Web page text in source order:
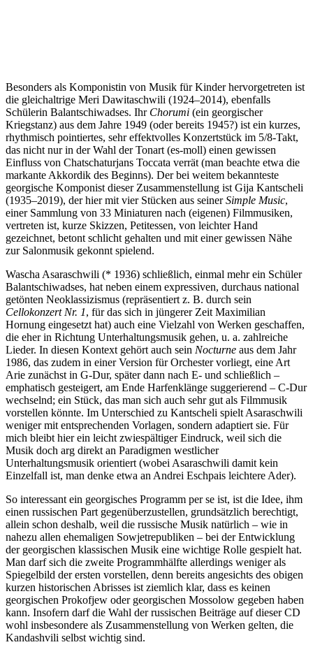
Besonders als Komponistin von Musik für Kinder hervorgetreten ist
die gleichaltrige Meri Dawitaschwili (1924–2014), ebenfalls
Schülerin Balantschiwadses. Ihr Chorumi (ein georgischer
Kriegstanz) aus dem Jahre 1949 (oder bereits 1945?) ist ein kurzes,
rhythmisch pointiertes, sehr effektvolles Konzertstück im 5/8-Takt,
das nicht nur in der Wahl der Tonart (es-moll) einen gewissen
Einfluss von Chatschaturjans Toccata verrät (man beachte etwa die
markante Akkordik des Beginns). Der bei weitem bekannteste
georgische Komponist dieser Zusammenstellung ist Gija Kantscheli
(1935–2019), der hier mit vier Stücken aus seinerSimple Music,
einer Sammlung von 33 Miniaturen nach (eigenen) Filmmusiken,
vertreten ist, kurze Skizzen, Petitessen, von leichter Hand
gezeichnet, betont schlicht gehalten und mit einer gewissen Nähe
zur Salonmusik gekonnt spielend.
Wascha Asaraschwili (* 1936) schließlich, einmal mehr ein Schüler
Balantschiwadses, hat neben einem expressiven, durchaus national
getönten Neoklassizismus (repräsentiert z. B. durch sein
Cellokonzert Nr. 1, für das sich in jüngerer Zeit Maximilian
Hornung eingesetzt hat) auch eine Vielzahl von Werken geschaffen,
die eher in Richtung Unterhaltungsmusik gehen, u. a. zahlreiche
Lieder. In diesen Kontext gehört auch sein Nocturne aus dem Jahr
1986, das zudem in einer Version für Orchester vorliegt, eine Art
Arie zunächst in G-Dur, später dann nach E- und schließlich –
emphatisch gesteigert, am Ende Harfenklänge suggerierend – C-Dur
wechselnd; ein Stück, das man sich auch sehr gut als Filmmusik
vorstellen könnte. Im Unterschied zu Kantscheli spielt Asaraschwili
weniger mit entsprechenden Vorlagen, sondern adaptiert sie. Für
mich bleibt hier ein leicht zwiespältiger Eindruck, weil sich die
Musik doch arg direkt an Paradigmen westlicher
Unterhaltungsmusik orientiert (wobei Asaraschwili damit kein
Einzelfall ist, man denke etwa an Andrei Eschpais leichtere Ader).
So interessant ein georgisches Programm per se ist, ist die Idee, ihm
einen russischen Part gegenüberzustellen, grundsätzlich berechtigt,
allein schon deshalb, weil die russische Musik natürlich – wie in
nahezu allen ehemaligen Sowjetrepubliken – bei der Entwicklung
der georgischen klassischen Musik eine wichtige Rolle gespielt hat.
Man darf sich die zweite Programmhälfte allerdings weniger als
Spiegelbild der ersten vorstellen, denn bereits angesichts des obigen
kurzen historischen Abrisses ist ziemlich klar, dass es keinen
georgischen Prokofjew oder georgischen Mossolow gegeben haben
kann. Insofern darf die Wahl der russischen Beiträge auf dieser CD
wohl insbesondere als Zusammenstellung von Werken gelten, die
Kandashvili selbst wichtig sind.